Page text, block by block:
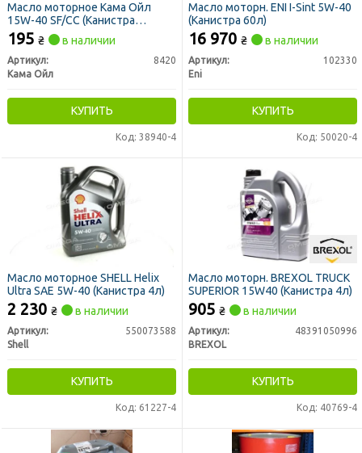
Масло моторное Кама Ойл
15W-40 SF/CC (Канистра
1л/0.75кг)
195 ₴ в наличии
Артикул:
8420
Кама Ойл
КУПИТЬ
Код: 38940-4
Масло моторн. ENI I-Sint 5W-40
(Канистра 60л)
16 970 ₴ в наличии
Артикул:
102330
Eni
КУПИТЬ
Код: 50020-4
Масло моторное SHELL Helix
Ultra SAE 5W-40 (Канистра 4л)
2 230 ₴ в наличии
Артикул:
550073588
Shell
КУПИТЬ
Код: 61227-4
Масло моторн. BREXOL TRUCK
SUPERIOR 15W40 (Канистра 4л)
905 ₴ в наличии
Артикул:
48391050996
BREXOL
КУПИТЬ
Код: 40769-4